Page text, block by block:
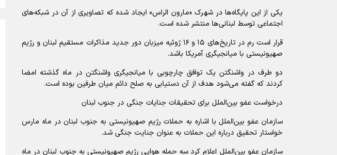
یکی از این پایگاه‌ها در شهرک «مارون الراس» ایجاد شده که تصاویری از آن در شبکه‌های
اجتماعی توسط لبنانی‌ها منتشر شده است.
قرار است رم در تاریخ‌های ۱۵ و ۱۶ ژوئیه میزبان دور جدید مذاکرات مستقیم لبنان و رژیم
صهیونیستی با میانجیگری آمریکا باشد.
دو طرف در واشنگتن یک توافق چارچوبی با میانجیگری واشنگتن در ماه گذشته امضا
کردند که گفته می‌شود هدف از آن دستیابی به صلح دائم میان طرفین بوده است.
درخواست عفو بین‌الملل برای تحقیقات جنایات جنگی در جنوب لبنان
سازمان عفو بین‌الملل با اشاره به حملات رژیم صهیونیستی به جنوب لبنان در ماه مارس
خواستار تحقیق درباره این حملات به عنوان جنایت جنگی شد.
سازمان عفو بین‌الملل اعلام کرد سه حمله هوایی رژیم صهیونیستی به جنوب لبنان در ماه